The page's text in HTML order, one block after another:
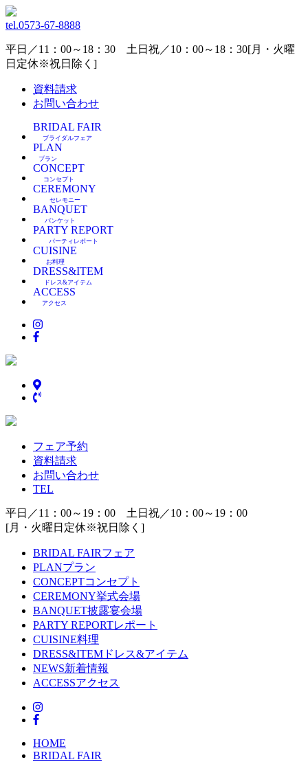
tel.0573-67-8888
平日／11：00～18：30 土日祝／10：00～18：30[月・火曜
日定休※祝日除く]
資料請求
お問い合わせ
BRIDAL FAIR
ブライダルフェア
PLAN
プラン
CONCEPT
コンセプト
CEREMONY
セレモニー
BANQUET
バンケット
PARTY REPORT
パーティレポート
CUISINE
お料理
DRESS&ITEM
ドレス&アイテム
ACCESS
アクセス
フェア予約
資料請求
お問い合わせ
TEL
平日／11：00～19：00 土日祝／10：00～19：00
[月・火曜日定休※祝日除く]
BRIDAL FAIRフェア
PLANプラン
CONCEPTコンセプト
CEREMONY挙式会場
BANQUET披露宴会場
PARTY REPORTレポート
CUISINE料理
DRESS&ITEM ドレス&アイテム
NEWS新着情報
ACCESSアクセス
HOME
BRIDAL FAIR